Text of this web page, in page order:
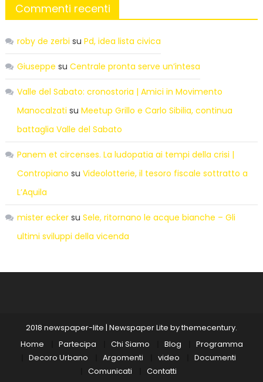
Commenti recenti
roby de zerbi su Pd, idea lista civica
Giuseppe su Centrale pronta serve un’intesa
Valle del Sabato: cronostoria | Amici in Movimento
Manocalzati su Meetup Grillo e Carlo Sibilia, continua
battaglia Valle del Sabato
Panem et circenses. La ludopatia ai tempi della crisi |
Contropiano su Videolotterie, il tesoro fiscale sottratto a
L’Aquila
mister eckersu Sele, ritornano le acque bianche – Gli
ultimi sviluppi della vicenda
2018 newspaper-lite | Newspaper Lite bythemecentury.
Home
Partecipa Chi Siamo Blog
Programma
Decoro Urbano
Argomenti video
Documenti
Comunicati
Contatti